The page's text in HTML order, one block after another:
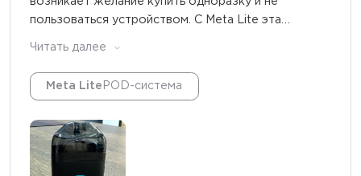
пользоваться устройством. С Meta Lite эта
превращается в одноразовое, это для меня очень
удобно. Кроме того, заправляемые картриджи
тоже является огромным плюсом по сравнению с
конкурентами. Еще один плюс за стильный дизайн)
Однозначно рекомендую к покупке.
Читать далее
Meta Lite POD-система